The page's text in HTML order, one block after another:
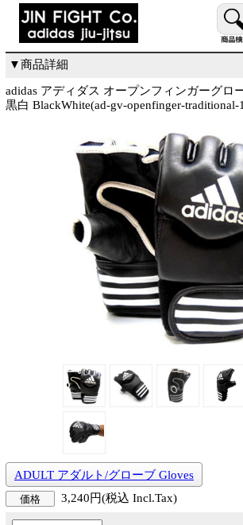
▼商品詳細
adidas アディダス オープンフィンガーグロ
黒白 BlackWhite(ad-gv-openfinger-traditional-
ADULT アダルト/グローブ Gloves
価格 3,240円(税込 Incl.Tax)